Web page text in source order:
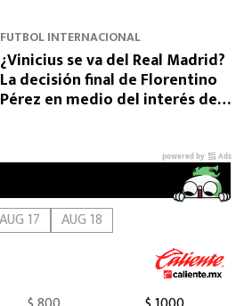
FUTBOL INTERNACIONAL
¿Vinicius se va del Real Madrid?
La decisión final de Florentino
Pérez en medio del interés del